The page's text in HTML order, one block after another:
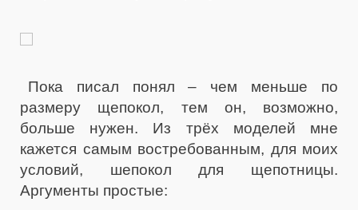
Пока писал понял – чем меньше по
размеру щепокол, тем он, возможно,
больше нужен. Из трёх моделей мне
кажется самым востребованным, для моих
условий, шепокол для щепотницы.
Аргументы простые: